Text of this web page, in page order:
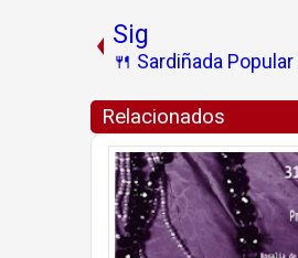
Sig
🍴 Sardiñada
Relacionados